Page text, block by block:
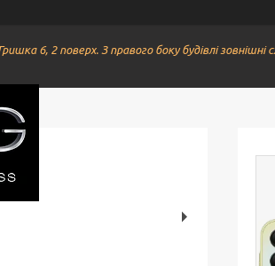
6, 2 поверх. З правого боку будівлі зовнішні